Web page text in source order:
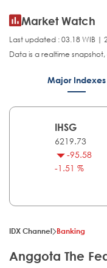
Market Watch
Last updated : 03.18 WIB |
Data is a realtime
Major Indexes
IHSG
6219.73
-95.58
-1.51 %
IDX Channel Banking
Anggota The